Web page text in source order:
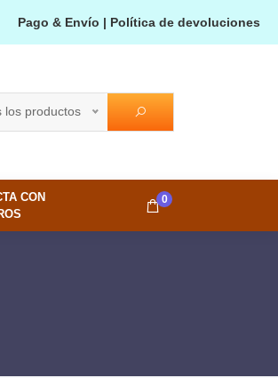
Pago & Envío | Política de devoluciones
los productos
CON
0